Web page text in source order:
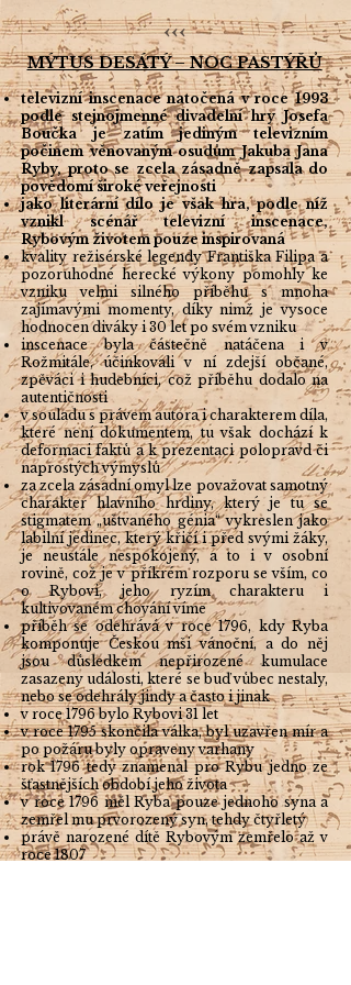
.
‹‹‹
MÝTUS DESÁTÝ – NOC PASTÝŘŮ
televizní inscenace natočená v roce 1993
podle stejnojmenné divadelní hry Josefa
Boučka je zatím jediným televizním
počinem věnovaným osudům Jakuba Jana
Ryby, proto se zcela zásadně zapsala do
povědomí široké veřejnosti
jako literární dílo je však hra, podle níž
vznikl scénář televizní inscenace,
Rybovým životem pouze inspirovaná
kvality režisérské legendy Františka Filipa a
pozoruhodné herecké výkony pomohly ke
vzniku velmi silného příběhu s mnoha
zajímavými momenty, díky nimž je vysoce
hodnocen diváky i 30 let po svém vzniku
inscenace byla částečně natáčena i v
Rožmitále, účinkovali v ní zdejší občané,
zpěváci i hudebníci, což příběhu dodalo na
autentičnosti
v souladu s právem autora i charakterem díla,
které není dokumentem, tu však dochází k
deformaci faktů a k prezentaci polopravd či
naprostých výmyslů
za zcela zásadní omyl lze považovat samotný
charakter hlavního hrdiny, který je tu se
stigmatem „uštvaného génia“ vykreslen jako
labilní jedinec, který křičí i před svými žáky,
je neustále nespokojený, a to i v osobní
rovině, což je v příkrém rozporu se vším, co
o Rybovi, jeho ryzím charakteru i
kultivovaném chování víme
příběh se odehrává v roce 1796, kdy Ryba
komponuje Českou mši vánoční, a do něj
jsou důsledkem nepřirozené kumulace
zasazeny události, které se buď vůbec nestaly,
nebo se odehrály jindy a často i jinak
v roce 1796 bylo Rybovi 31 let
v roce 1795 skončila válka, byl uzavřen mír a
po požáru byly opraveny varhany
rok 1796 tedy znamenal pro Rybu jedno ze
šťastnějších období jeho života
v roce 1796 měl Ryba pouze jednoho syna a
zemřel mu prvorozený syn, tehdy čtyřletý
právě narozené dítě Rybovým zemřelo až v
roce 1807